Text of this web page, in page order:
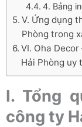
4. Bảng
V. Ứng dụng
Phòng trong
VI. Oha
Hải Phòng uy
I. Tổng
công ty